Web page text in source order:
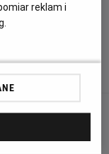
WhatsApp
reklam i